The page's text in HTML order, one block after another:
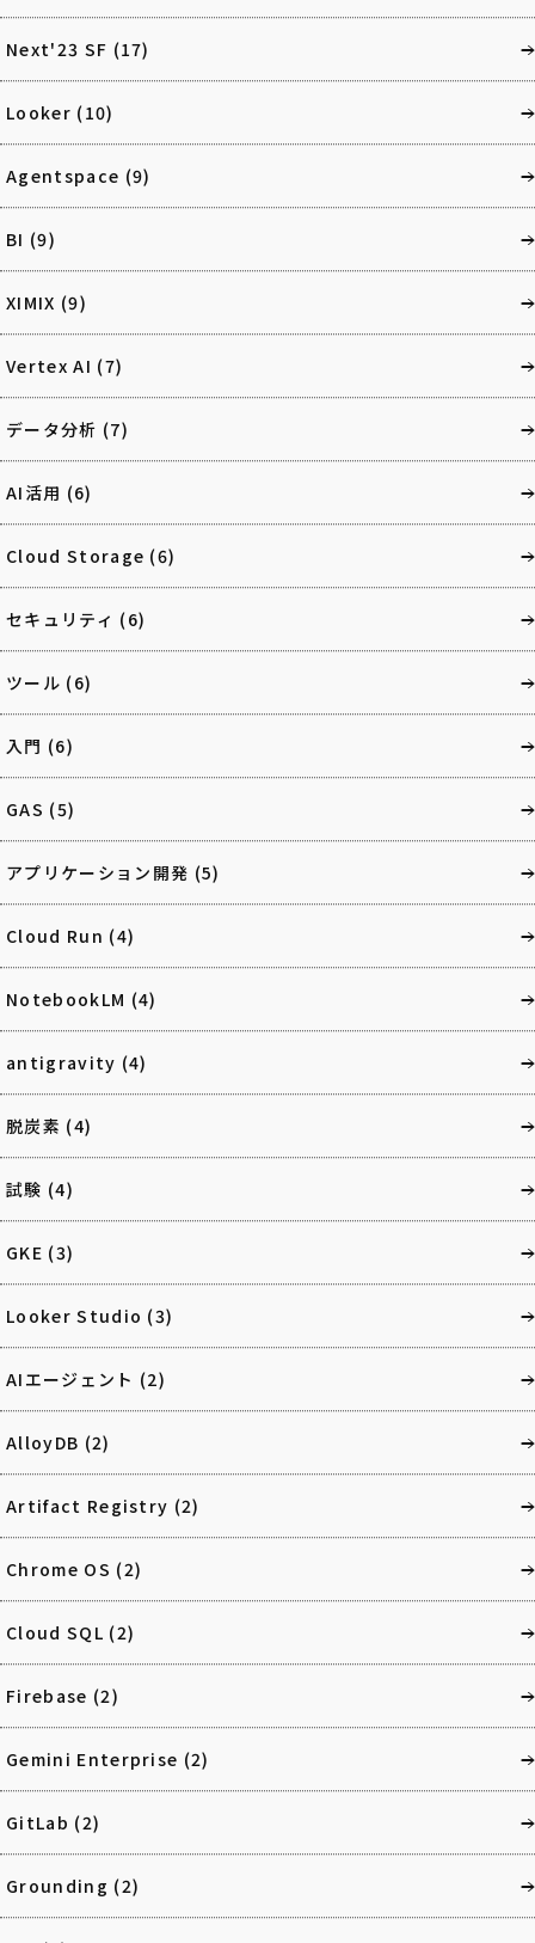
Next'23 SF (17)
Looker (10)
Agentspace (9)
BI (9)
XIMIX (9)
Vertex AI (7)
データ分析 (7)
AI活用 (6)
Cloud Storage (6)
セキュリティ (6)
ツール (6)
入門 (6)
GAS (5)
アプリケーション開発 (5)
Cloud Run (4)
NotebookLM (4)
antigravity (4)
脱炭素 (4)
試験 (4)
GKE (3)
Looker Studio (3)
AIエージェント (2)
AlloyDB (2)
Artifact Registry (2)
Chrome OS (2)
Cloud SQL (2)
Firebase (2)
Gemini Enterprise (2)
GitLab (2)
Grounding (2)